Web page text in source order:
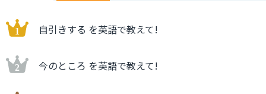
自引きする を英語で教えて!
今のところ を英語で教えて!